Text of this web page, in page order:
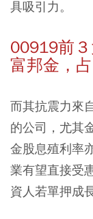
具吸引力。
00919前３
富邦金，
而其抗震力來
的公司，尤其
金股息殖利率
業有望直接受
資人若單押成